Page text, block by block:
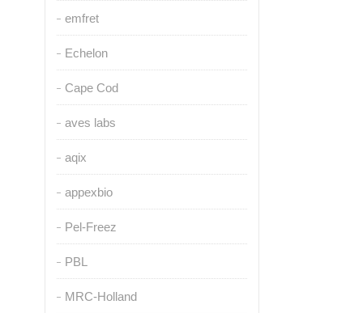
emfret
Echelon
Cape Cod
aves labs
aqix
appexbio
Pel-Freez
PBL
MRC-Holland